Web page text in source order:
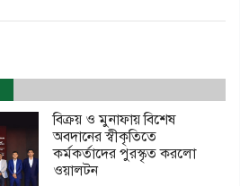
বিক্রয় ও মুনাফায় বিশেষ
অবদানের স্বীকৃতিতে
কর্মকর্তাদের পুরস্কৃত করলো
ওয়ালটন